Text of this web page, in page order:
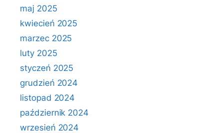
maj 2025
kwiecień 2025
marzec 2025
luty 2025
styczeń 2025
grudzień 2024
listopad 2024
październik 2024
wrzesień 2024